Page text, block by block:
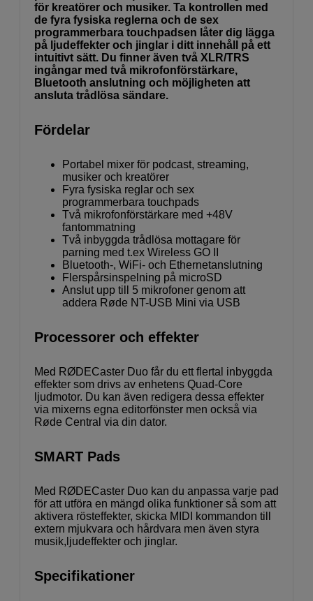
för kreatörer och musiker. Ta kontrollen med
de fyra fysiska reglerna och de sex
programmerbara touchpadsen låter dig lägga
på ljudeffekter och jinglar i ditt innehåll på ett
intuitivt sätt. Du finner även två XLR/TRS
ingångar med två mikrofonförstärkare,
Bluetooth anslutning och möjligheten att
ansluta trådlösa sändare.
Fördelar
Portabel mixer för podcast, streaming,
musiker och kreatörer
Fyra fysiska reglar och sex
programmerbara touchpads
Två mikrofonförstärkare med +48V
fantommatning
Två inbyggda trådlösa mottagare för
parning med t.ex Wireless GO II
Bluetooth-, WiFi- och Ethernetanslutning
Flerspårsinspelning på microSD
Anslut upp till 5 mikrofoner genom att
addera Røde NT-USB Mini via USB
Processorer och effekter
Med RØDECaster Duo får du ett flertal inbyggda
effekter som drivs av enhetens Quad-Core
ljudmotor. Du kan även redigera dessa effekter
via mixerns egna editorfönster men också via
Røde Central via din dator.
SMART Pads
Med RØDECaster Duo kan du anpassa varje pad
för att utföra en mängd olika funktioner så som att
aktivera rösteffekter, skicka MIDI kommandon till
extern mjukvara och hårdvara men även styra
musik,ljudeffekter och jinglar.
Specifikationer